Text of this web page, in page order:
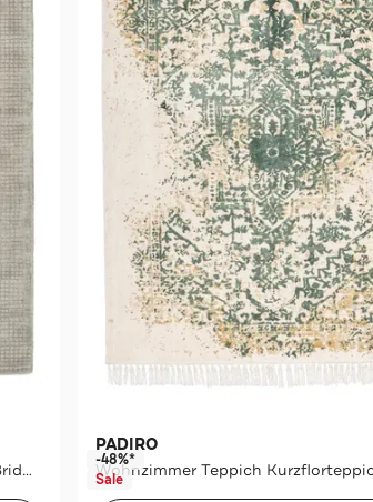
Wohnzimmer Teppich Kurzflorteppich Bridget 125
PADIRO
-48%*
Sale